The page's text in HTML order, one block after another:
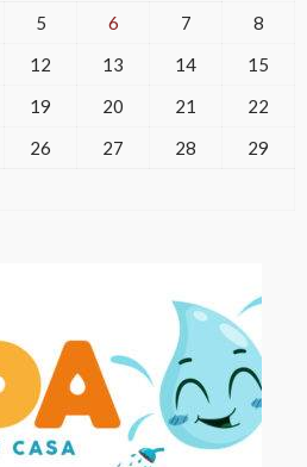
5 6 7
8
12 13 14
15
19 20 21
22
26 27 28
29